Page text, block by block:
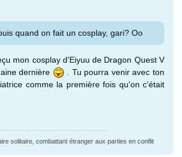
quand on fait un cosplay, gari? Oo
mon cosplay d'Eiyuu de Dragon Quest V
dernière
. Tu pourra venir avec ton
comme la première fois qu'on c'était
solitaire, combattant étranger aux parties en conflit